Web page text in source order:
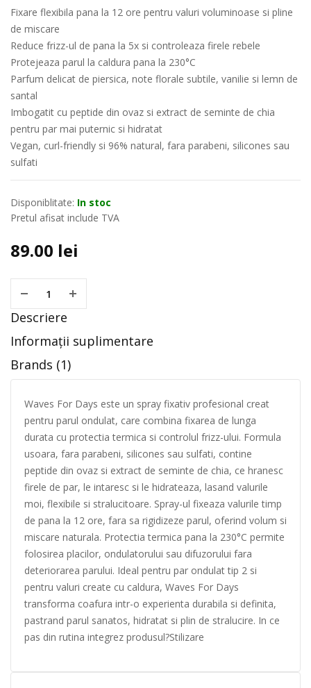
Fixare flexibila pana la 12 ore pentru valuri voluminoase si pline
de miscare
Reduce frizz-ul de pana la 5x si controleaza firele rebele
Protejeaza parul la caldura pana la 230°C
Parfum delicat de piersica, note florale subtile, vanilie si lemn de
santal
Imbogatit cu peptide din ovaz si extract de seminte de chia
pentru par mai puternic si hidratat
Vegan, curl-friendly si 96% natural, fara parabeni, silicones sau
sulfati
Disponiblitate: In stoc
Pretul afisat include TVA
89.00 lei
Descriere
Informații suplimentare
Brands (1)
Waves For Days este un spray fixativ profesional creat
pentru parul ondulat, care combina fixarea de lunga
durata cu protectia termica si controlul frizz-ului. Formula
usoara, fara parabeni, silicones sau sulfati, contine
peptide din ovaz si extract de seminte de chia, ce hranesc
firele de par, le intaresc si le hidrateaza, lasand valurile
moi, flexibile si stralucitoare. Spray-ul fixeaza valurile timp
de pana la 12 ore, fara sa rigidizeze parul, oferind volum si
miscare naturala. Protectia termica pana la 230°C permite
folosirea placilor, ondulatorului sau difuzorului fara
deteriorarea parului. Ideal pentru par ondulat tip 2 si
pentru valuri create cu caldura, Waves For Days
transforma coafura intr-o experienta durabila si definita,
pastrand parul sanatos, hidratat si plin de stralucire. In ce
pas din rutina integrez produsul?Stilizare